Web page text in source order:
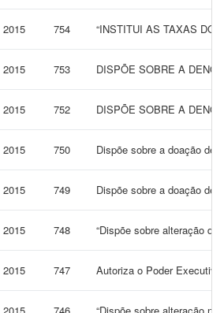
2015 754 “INSTITUI AS TAXAS DO
2015 753 DISPÕE SOBRE A
2015 752 DISPÕE SOBRE A
2015 750 Dispõe sobre a doação de
2015 749 Dispõe sobre a doação de
2015 748 “Dispõe sobre alteração
2015 747 Autoriza o Poder